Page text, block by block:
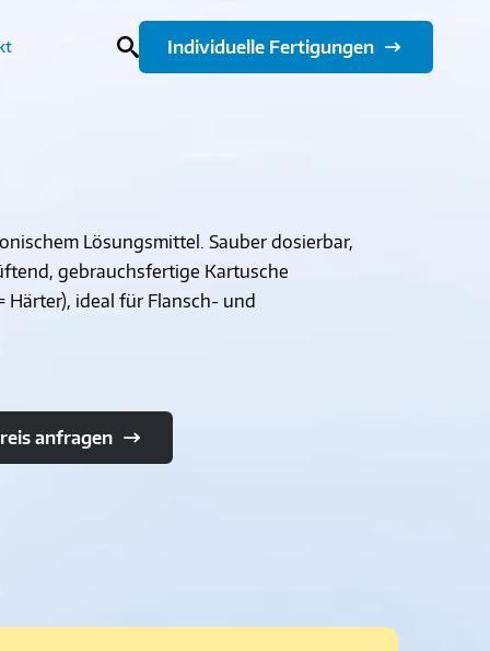
Individuelle Fertigungen
Lösungsmittel. Sauber dosierbar,
gebrauchsfertige Kartusche
ideal für Flansch- und
anfragen